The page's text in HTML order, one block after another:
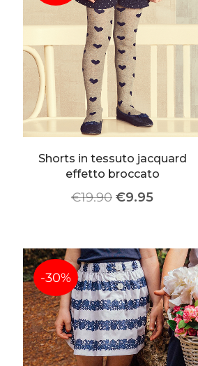
Shorts in tessuto jacquard
effetto broccato
€19.90 €9.95
-30%